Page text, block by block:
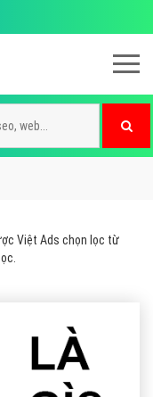
Việt Ads chọn lọc từ